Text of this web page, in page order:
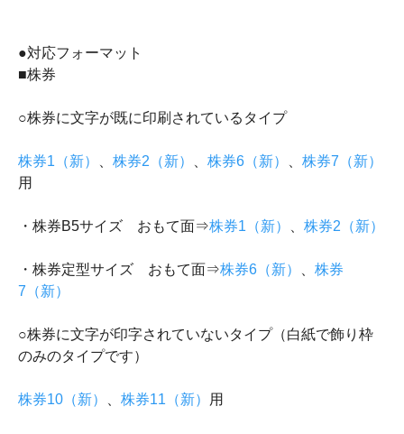
●対応フォーマット
■株券
○株券に文字が既に印刷されているタイプ
株券1（新） 株券2（新） 株券6（新）
株券7（新）
用
・株券B5サイズ おもて面⇒株券1（新） 株券2（新）
・株券定型サイズ おもて面⇒株券6（新）
株券
7（新）
○株券に文字が印字されていないタイプ（白紙で飾り枠
のみのタイプです）
株券10（新） 株券11（新） 用